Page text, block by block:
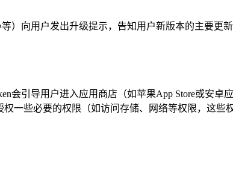
）向用户发出升级提示，告知用户新版本的主要更
会引导用户进入应用商店（如苹果App Store或安卓
一些必要的权限（如访问存储、网络等权限，这些